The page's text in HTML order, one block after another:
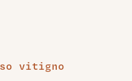
vitigno